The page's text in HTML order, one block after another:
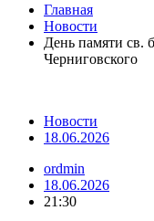
Главная
Новости
День памяти св.
Черниговского
Новости
18.06.2026
ordmin
18.06.2026
21:30